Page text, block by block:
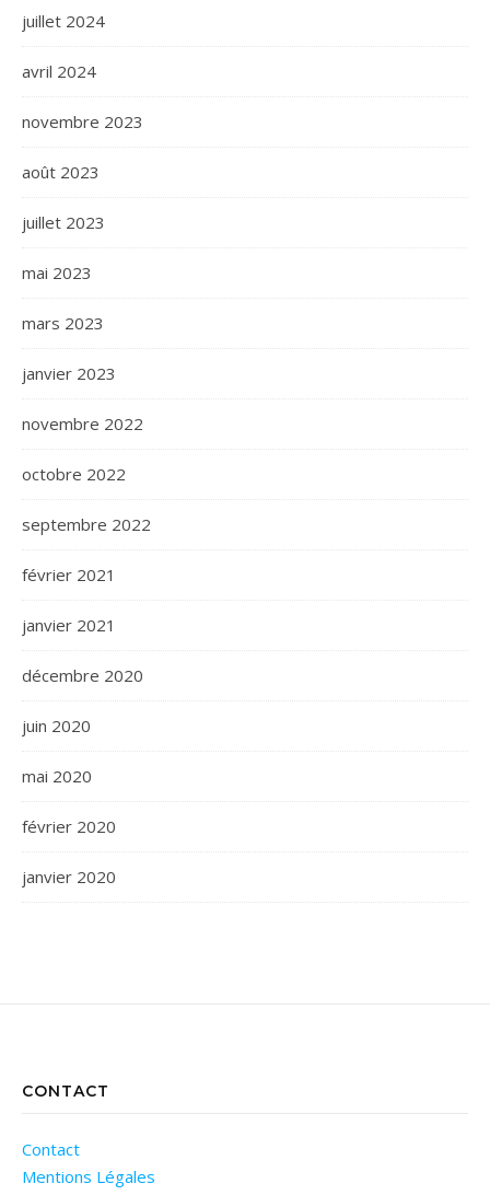
juillet 2024
avril 2024
novembre 2023
août 2023
juillet 2023
mai 2023
mars 2023
janvier 2023
novembre 2022
octobre 2022
septembre 2022
février 2021
janvier 2021
décembre 2020
juin 2020
mai 2020
février 2020
janvier 2020
CONTACT
Contact
Mentions Légales